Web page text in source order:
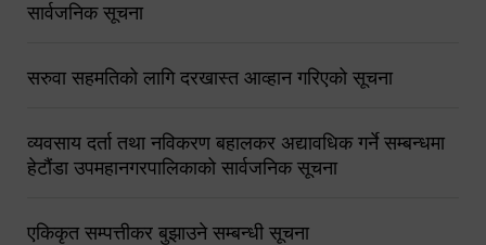
सार्वजनिक सूचना
सरुवा सहमतिको लागि दरखास्त आव्हान गरिएको सूचना
व्यवसाय दर्ता तथा नविकरण बहालकर अद्यावधिक गर्ने सम्बन्धमा
हेटौंडा उपमहानगरपालिकाको सार्वजनिक सूचना
एकिकृत सम्पत्तीकर बुझाउने सम्बन्धी सूचना